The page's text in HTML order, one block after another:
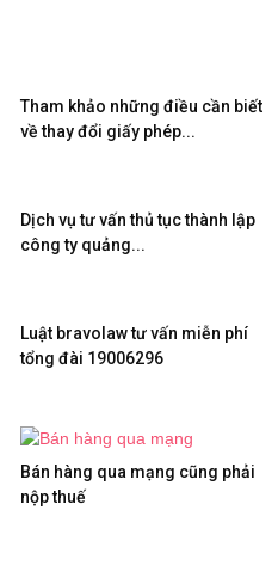
Tham khảo những điều cần biết
về thay đổi giấy phép...
Dịch vụ tư vấn thủ tục thành lập
công ty quảng...
Luật bravolaw tư vấn miễn phí
tổng đài 19006296
Bán hàng qua mạng cũng phải
nộp thuế